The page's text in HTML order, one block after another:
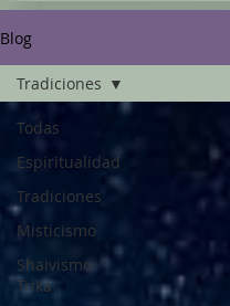
Blog
Todas
Espiritualidad
Tradiciones
Misticismo
Shaivismo
Trika
Tradiciones